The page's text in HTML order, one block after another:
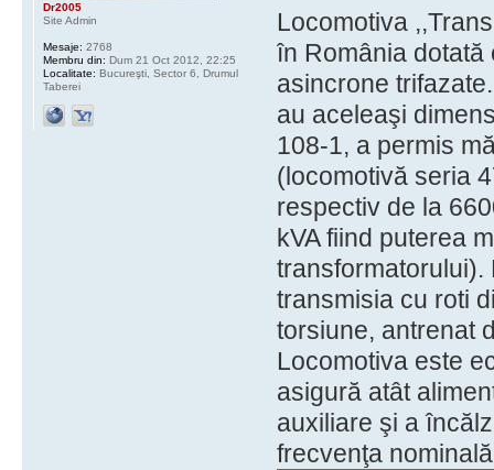
Locomotiva
în România dotată
asincrone
au aceleaşi
108-1, a permis
(locomotivă seria
respectiv de la
kVA fiind puterea
transformatorului).
transmisia cu roti
torsiune, antrenat
Locomotiva este
asigură atât
auxiliare şi a
frecvenţa
Dr2005
Site Admin
Mesaje: 2768
Membru din: Dum 21 Oct 2012, 22:25
Localitate: Bucureşti, Sector 6, Drumul
Taberei